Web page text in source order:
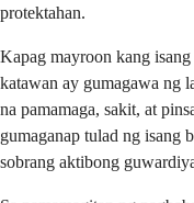
protektahan.
Kapag mayroon kang
katawan ay gumagawa ng
na pamamaga, sakit, at
gumaganap tulad ng isang
sobrang aktibong